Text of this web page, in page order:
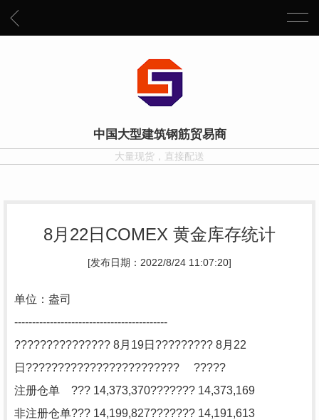
中国大型建筑钢筋贸易商
大量现货，直接配送
8月22日COMEX 黄金库存统计
[发布日期：2022/8/24 11:07:20]
单位：盎司
-------------------------------------------
??????????????? 8月19日????????? 8月22
日???????????????????????? ?????
注册仓单 ??? 14,373,370??????? 14,373,169
非注册仓单??? 14,199,827??????? 14,191,613